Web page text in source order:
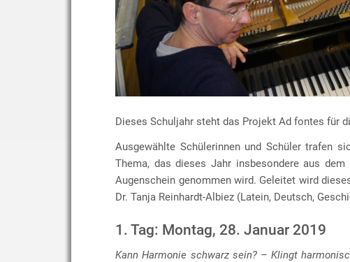
Dieses Schuljahr steht das Projekt Ad fontes für
Ausgewählte Schülerinnen und Schüler trafen
Thema, das dieses Jahr insbesondere aus
Augenschein genommen wird. Geleitet wird
Dr. Tanja Reinhardt-Albiez (Latein, Deutsch,
1. Tag: Montag, 28. Januar 2019
Kann Harmonie schwarz sein? – Klingt